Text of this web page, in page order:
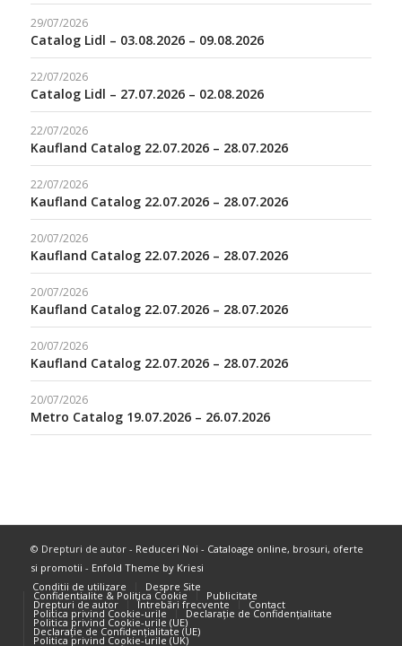
29/07/2026
Catalog Lidl – 03.08.2026 – 09.08.2026
22/07/2026
Catalog Lidl – 27.07.2026 – 02.08.2026
22/07/2026
Kaufland Catalog 22.07.2026 – 28.07.2026
22/07/2026
Kaufland Catalog 22.07.2026 – 28.07.2026
20/07/2026
Kaufland Catalog 22.07.2026 – 28.07.2026
20/07/2026
Kaufland Catalog 22.07.2026 – 28.07.2026
20/07/2026
Kaufland Catalog 22.07.2026 – 28.07.2026
20/07/2026
Metro Catalog 19.07.2026 – 26.07.2026
© Drepturi de autor - Reduceri Noi - Cataloage online, brosuri, oferte
si promotii - Enfold Theme by Kriesi
Conditii de utilizare
Despre Site
Confidentialite & Politica Cookie Publicitate
Drepturi de autor Întrebări frecvente Contact
Politica privind Cookie-urile Declarație de Confidențialitate
Politica privind Cookie-urile (UE)
Declarație de Confidențialitate (UE)
Politica privind Cookie-urile (UK)